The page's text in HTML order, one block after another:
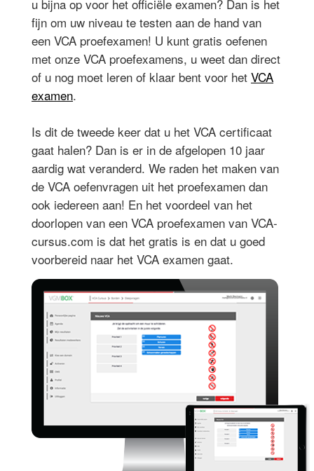
u bijna op voor het officiële examen? Dan is het
fijn om uw niveau te testen aan de hand van
een VCA proefexamen! U kunt gratis oefenen
met onze VCA proefexamens, u weet dan direct
of u nog moet leren of klaar bent voor het VCA
examen.
Is dit de tweede keer dat u het VCA certificaat
gaat halen? Dan is er in de afgelopen 10 jaar
aardig wat veranderd. We raden het maken van
de VCA oefenvragen uit het proefexamen dan
ook iedereen aan! En het voordeel van het
doorlopen van een VCA proefexamen van VCA-
cursus.com is dat het gratis is en dat u goed
voorbereid naar het VCA examen gaat.